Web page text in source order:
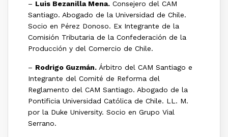
– Luis Bezanilla Mena.Consejero del CAM
Santiago. Abogado de la Universidad de Chile.
Socio en Pérez Donoso. Ex Integrante de la
Comisión Tributaria de la Confederación de la
Producción y del Comercio de Chile.
– Rodrigo Guzmán.Árbitro del CAM Santiago e
Integrante del Comité de Reforma del
Reglamento del CAM Santiago. Abogado de la
Pontificia Universidad Católica de Chile. LL. M.
por la Duke University. Socio en Grupo Vial
Serrano.